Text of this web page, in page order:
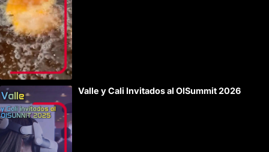
Valle y Cali Invitados al OISummit 2026